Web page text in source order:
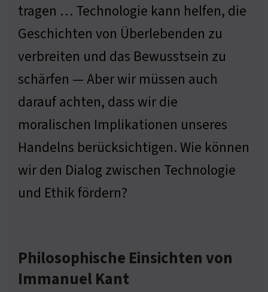
tragen … Technologie kann helfen, die
Geschichten von Überlebenden zu
verbreiten und das Bewusstsein zu
schärfen — Aber wir müssen auch
darauf achten, dass wir die
moralischen Implikationen unseres
Handelns berücksichtigen. Wie können
wir den Dialog zwischen Technologie
und Ethik fördern?
Philosophische Einsichten von
Immanuel Kant